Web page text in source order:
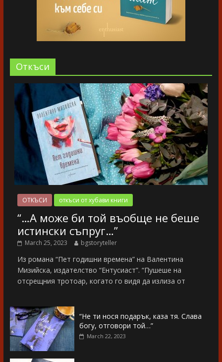
Oткъси
ОТКЪСИ откъси от хубави книги
“…А може би той въобще не беше
истински съпруг…”
March 25, 2023 bgstoryteller
Из романа “Пет годишни времена” на Валентина
Мизийска, издателство “Ентусиаст”. “Пушеше на
отсрещния тротоар, когато го видя да излиза от
“Не ти нося подарък, каза тя. Слава
богу, отговори той…”
March 22, 2023